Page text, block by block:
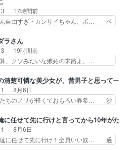
深そうやね姫を舐… 新キャラが登場
されてる件。タ… まだまだお元気そ
……不意打ち過…
、律がビオラの呪縛から… 「私はあ
なんです」「バンドやめ… 何が起きて
？次週、みゅーたいぷ… ビオラ様、律
それだけじゃど… あられ等の学校へ
律の歓迎会が… そろそろ解散イベン
と思ったけ…
3
17時間前
ん自由すぎ・カンサイちゃん、ボ… ペ
て江の島まで行ったので大… 毒気が
（当社比）だった最初の… 居酒屋の
島みんな極貧生活かと思… 今回も味わ
ーたちであった。江ノ… ヤクねこと大
っちゃリアルやし… やけに構図が凝っ
愁感じる描写… 汚いのもキツイけど
してるのが…
ラさん
3
19時間前
算、クソみたいな嫉妬の末路よ。…
どこに行くのだろう、面白すぎ… 姉の
単に一族を絶滅させただけ… 第６話
の仕事に合わせて親戚の家… 第６話感
アニメ､特撮､漫画､ゲ… 特殊EDという
たのにEDが… 小5男子に理想のご近所
姿でビ… 足らん、足らんぞぉぉぉ!!!
と…
清楚可憐な美少女が、昔男子と思って一
1
8月6日
たちのノリが軽くておもろい春希… 沙
透けブラしててびっくりして… レベル
場。相変わらず顔や体の… 隼人が春
巻き込んだイジりに動じ… 第５話を
聴しました。視聴… ラブコメで天然
に任せて先に行けと言ってから10年が
1
8月6日
達に任せて先に行け！全員いい奴… 過